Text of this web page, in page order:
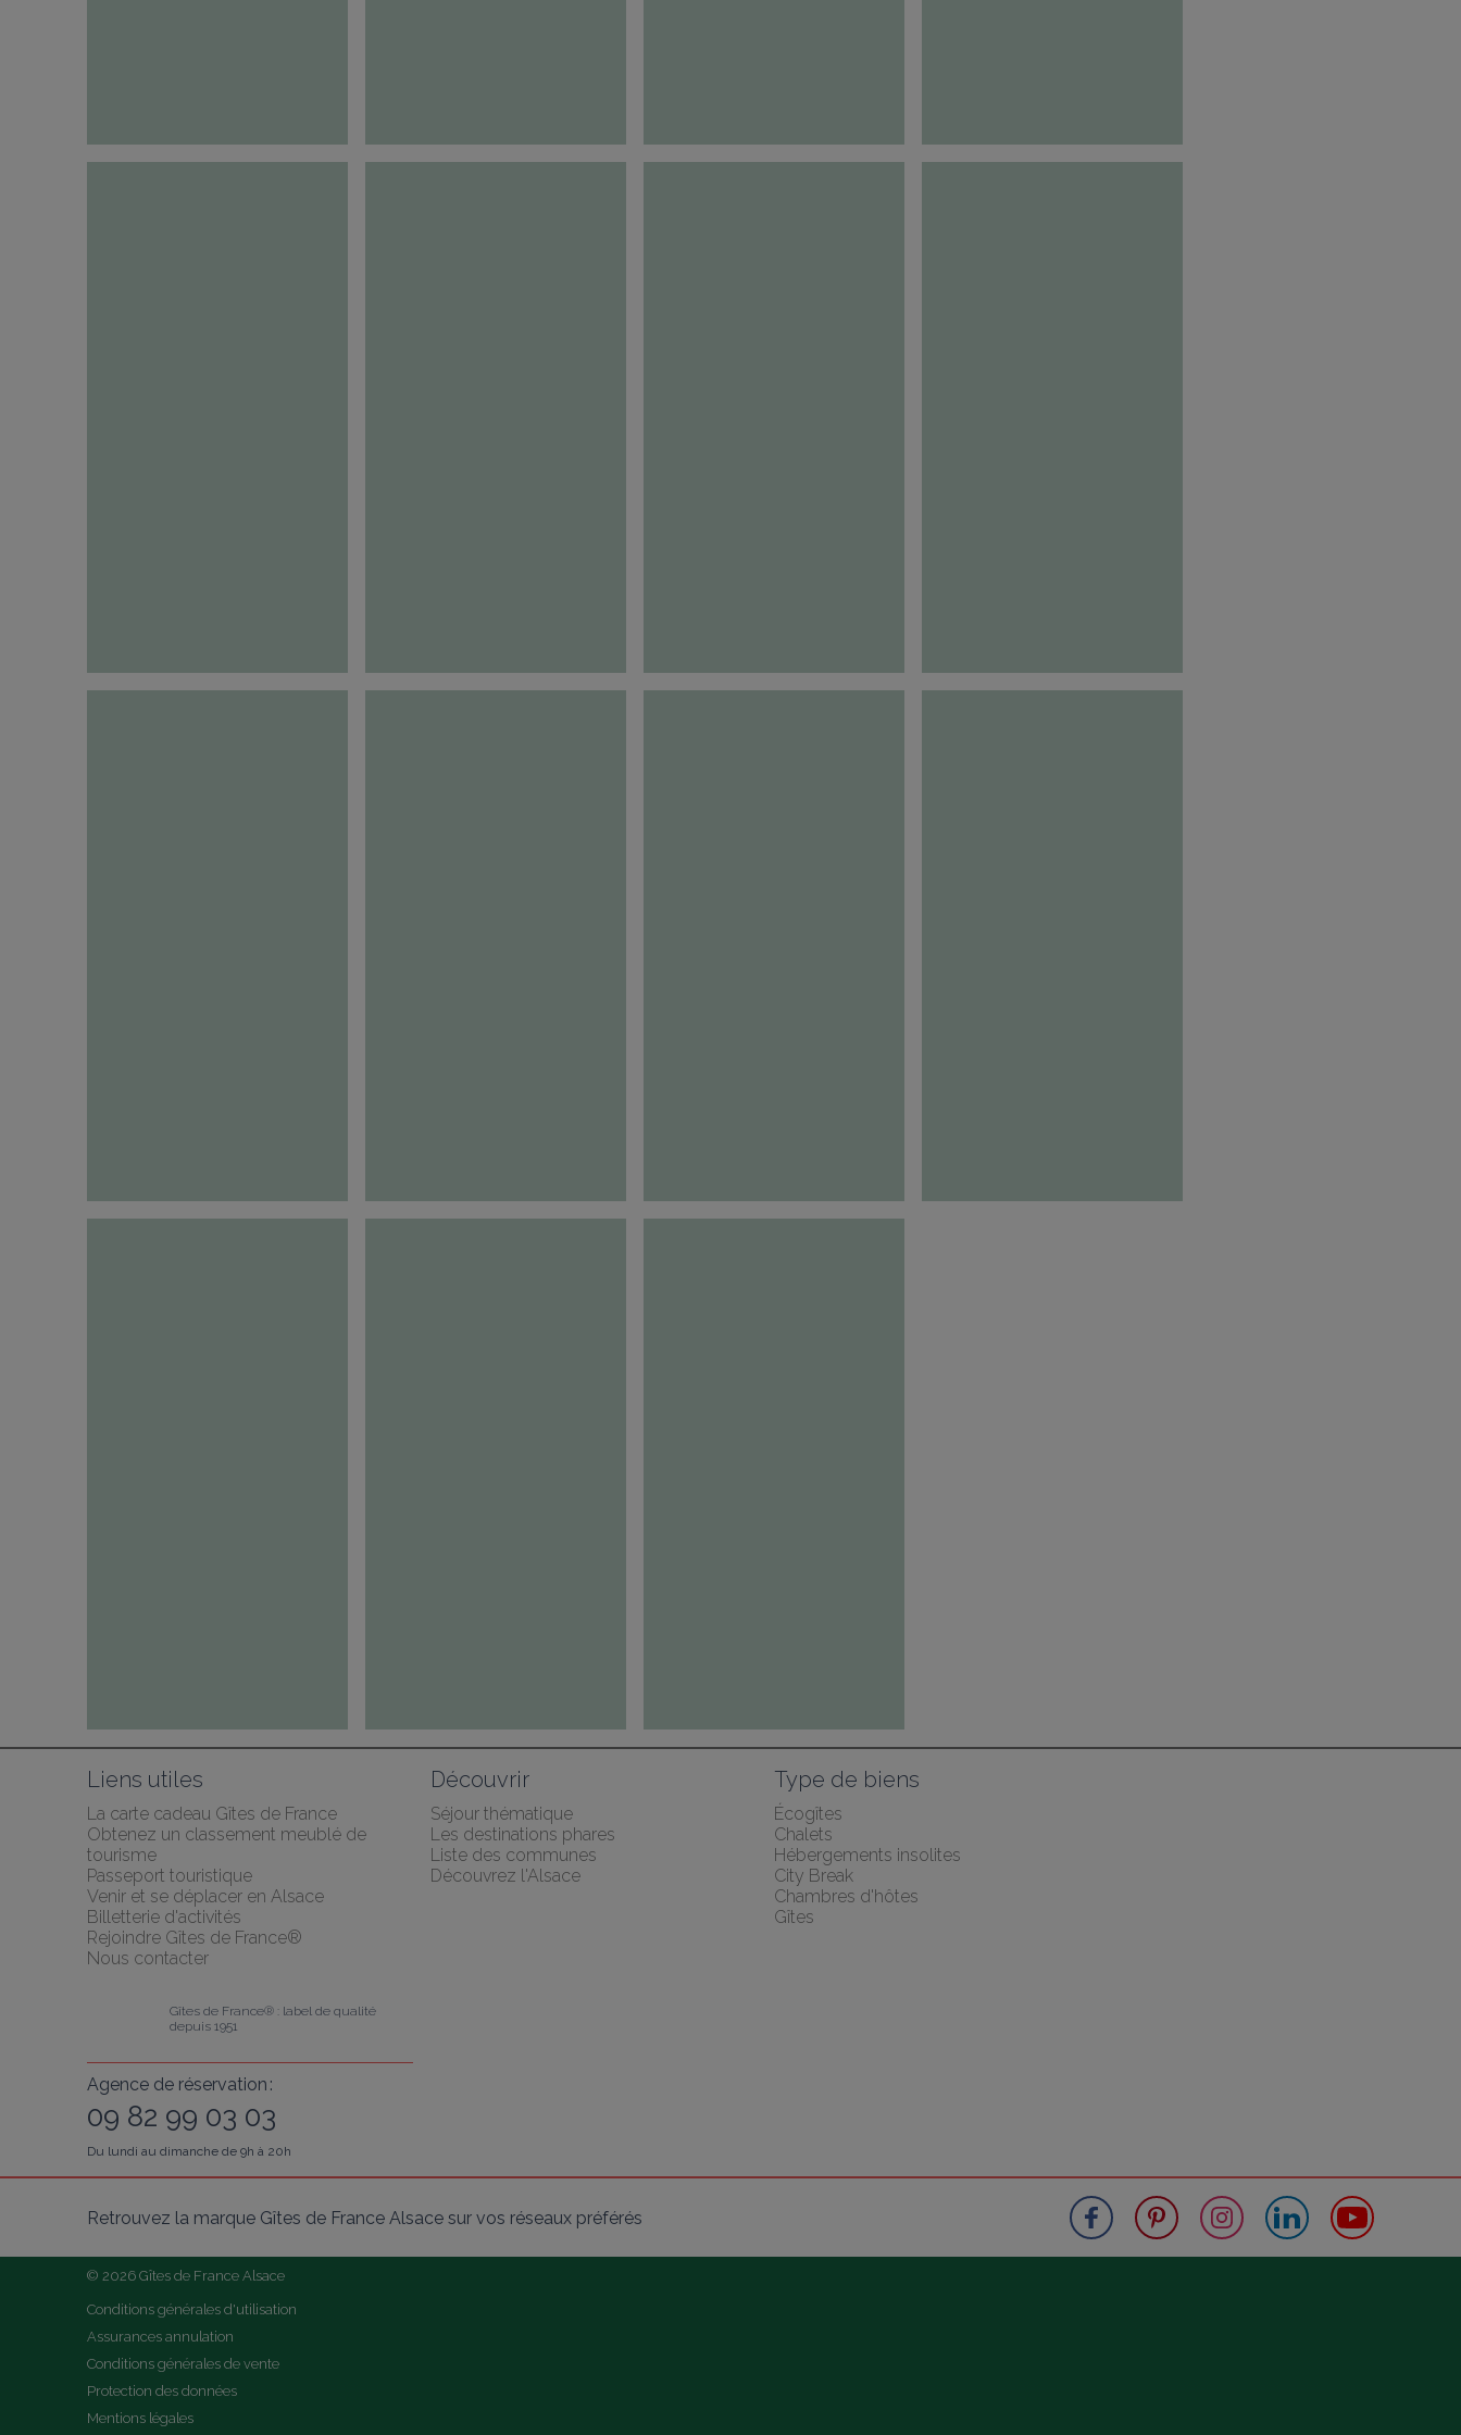
Liens utiles
La carte cadeau Gîtes de France
Obtenez un classement meublé de
tourisme
Passeport touristique
Venir et se déplacer en Alsace
Billetterie d'activités
Rejoindre Gîtes de France®
Nous contacter
Découvrir
Séjour thématique
Les destinations phares
Liste des communes
Découvrez l'Alsace
Type de biens
Écogîtes
Chalets
Hébergements insolites
City Break
Chambres d'hôtes
Gîtes
Gîtes de France® : label de qualité
depuis 1951
Agence de réservation :
09 82 99 03 03
Du lundi au dimanche de 9h à 20h
Retrouvez la marque Gîtes de France Alsace sur vos réseaux préférés
© 2026 Gîtes de France Alsace
Conditions générales d'utilisation
Assurances annulation
Conditions générales de vente
Protection des données
Mentions légales